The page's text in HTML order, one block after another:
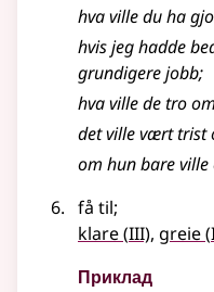
hvavilledu ha
hvis jeg hadde
grundigere jobb;
hva ville de tro
det ville vært trist
om hun bare
få til;
klare(3
III), greie(
Приклад